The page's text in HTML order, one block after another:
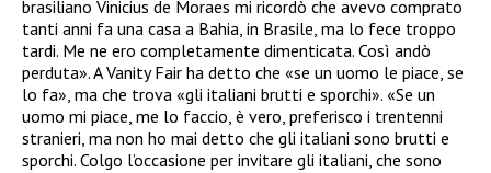
brasiliano Vinicius de Moraes mi ricordò che avevo comprato
tanti anni fa una casa a Bahia, in Brasile, ma lo fece troppo
tardi. Me ne ero completamente dimenticata. Così andò
perduta». A Vanity Fair ha detto che «se un uomo le piace, se
lo fa», ma che trova «gli italiani brutti e sporchi». «Se un
uomo mi piace, me lo faccio, è vero, preferisco i trentenni
stranieri, ma non ho mai detto che gli italiani sono brutti e
sporchi. Colgo l’occasione per invitare gli italiani, che sono